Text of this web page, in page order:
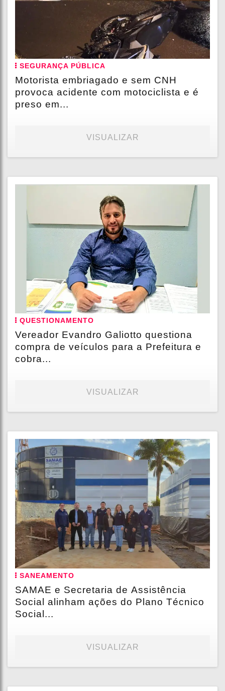
SEGURANÇA PÚBLICA
Motorista embriagado e sem CNH
provoca acidente com motociclista e é
preso em...
VISUALIZAR
QUESTIONAMENTO
Vereador Evandro Galiotto questiona
compra de veículos para a Prefeitura e
cobra...
VISUALIZAR
SANEAMENTO
SAMAE e Secretaria de Assistência
Social alinham ações do Plano Técnico
Social...
VISUALIZAR